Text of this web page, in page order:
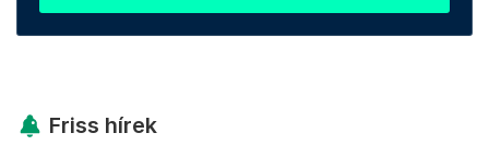
Friss hírek